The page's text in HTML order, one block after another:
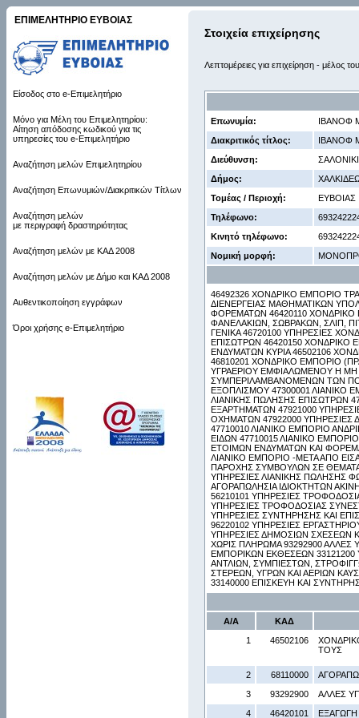
ΕΠΙΜΕΛΗΤΗΡΙΟ ΕΥΒΟΙΑΣ
Είσοδος στο e-Επιμελητήριο
Μόνο για Μέλη του Επιμελητηρίου:
Αίτηση απόδοσης κωδικού για τις
υπηρεσίες του e-Επιμελητήριο
Αναζήτηση μελών Επιμελητηρίου
Αναζήτηση Επωνυμιών/Διακριτικών Τίτλων
Αναζήτηση μελών
με περιγραφή δραστηριότητας
Αναζήτηση μελών με ΚΑΔ 2008
Αναζήτηση μελών με Δήμο και ΚΑΔ 2008
Αυθεντικοποίηση εγγράφων
Όροι χρήσης e-Επιμελητήριο
Στοιχεία επιχείρησης
Λεπτομέρειες για επιχείρηση - μέλος
Επωνυμία:
ΙΒΑΝΟΦ
Διακριτικός τίτλος:
ΙΒΑΝΟΦ
Διεύθυνση:
Δήμος:
Τομέας / Περιοχή:
ΕΥΒΟΙΑΣ
Τηλέφωνο:
Κινητό τηλέφωνο:
Νομική μορφή:
46492326 ΧΟΝΔΡΙΚΟ ΕΜΠΟΡΙΟ
ΔΙΕΝΕΡΓΕΙΑΣ ΜΑΘΗΜΑΤΙΚΩΝ
ΦΟΡΕΜΑΤΩΝ 46420110
ΦΑΝΕΛΑΚΙΩΝ, ΣΩΒΡΑΚΩΝ, ΣΛΙΠ,
ΓΕΝΙΚΑ 46720100 ΥΠΗΡΕΣΙΕΣ
ΕΠΙΣΩΤΡΩΝ 46420150 ΧΟΝΔΡΙΚΟ
ΕΝΔΥΜΑΤΩΝ ΚΥΡΙΑ 46502106
46810201 ΧΟΝΔΡΙΚΟ ΕΜΠΟΡΙΟ
ΥΓΡΑΕΡΙΟΥ ΕΜΦΙΑΛΩΜΕΝΟΥ Η ΜΗ
ΣΥΜΠΕΡΙΛΑΜΒΑΝΟΜΕΝΩΝ ΤΩΝ
ΕΞΟΠΛΙΣΜΟΥ 47300001 ΛΙΑΝΙΚΟ
ΛΙΑΝΙΚΗΣ ΠΩΛΗΣΗΣ ΕΠΙΣΩΤΡΩΝ
ΕΞΑΡΤΗΜΑΤΩΝ 47921000
ΟΧΗΜΑΤΩΝ 47922000 ΥΠΗΡΕΣΙΕΣ
47710010 ΛΙΑΝΙΚΟ ΕΜΠΟΡΙΟ
ΕΙΔΩΝ 47710015 ΛΙΑΝΙΚΟ
ΕΤΟΙΜΩΝ ΕΝΔΥΜΑΤΩΝ ΚΑΙ
ΛΙΑΝΙΚΟ ΕΜΠΟΡΙΟ -ΜΕΤΑ ΑΠΟ
ΠΑΡΟΧΗΣ ΣΥΜΒΟΥΛΩΝ ΣΕ ΘΕΜΑΤΑ
ΥΠΗΡΕΣΙΕΣ ΛΙΑΝΙΚΗΣ ΠΩΛΗΣΗΣ
ΑΓΟΡΑΠΩΛΗΣΙΑ ΙΔΙΟΚΤΗΤΩΝ
56210101 ΥΠΗΡΕΣΙΕΣ
ΥΠΗΡΕΣΙΕΣ ΤΡΟΦΟΔΟΣΙΑΣ
ΥΠΗΡΕΣΙΕΣ ΣΥΝΤΗΡΗΣΗΣ ΚΑΙ
96220102 ΥΠΗΡΕΣΙΕΣ
ΥΠΗΡΕΣΙΕΣ ΔΗΜΟΣΙΩΝ ΣΧΕΣΕΩΝ
ΧΩΡΙΣ ΠΛΗΡΩΜΑ 93292900 ΑΛΛΕΣ
ΕΜΠΟΡΙΚΩΝ ΕΚΘΕΣΕΩΝ 33121200
ΑΝΤΛΙΩΝ, ΣΥΜΠΙΕΣΤΩΝ,
ΣΤΕΡΕΩΝ, ΥΓΡΩΝ ΚΑΙ ΑΕΡΙΩΝ
33140000 ΕΠΙΣΚΕΥΗ ΚΑΙ
Α/Α
ΚΑΔ
1
46502106
ΤΟΥΣ
2 68110000
3
93292900
ΑΛΛΕΣ
4
46420101